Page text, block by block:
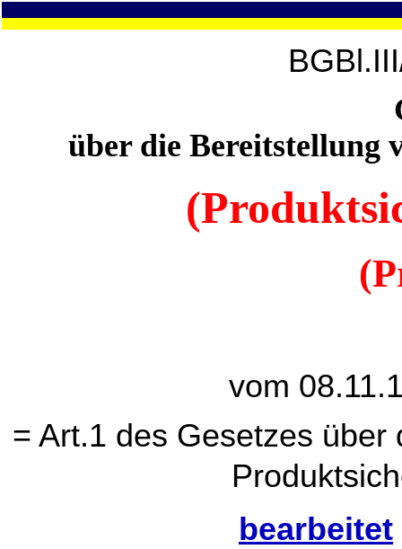
über die Bereitstellung
vom
= Art.1 des Gesetzes
bearbeitet